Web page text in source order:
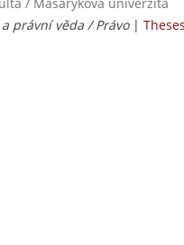
a právní věda / Právo|